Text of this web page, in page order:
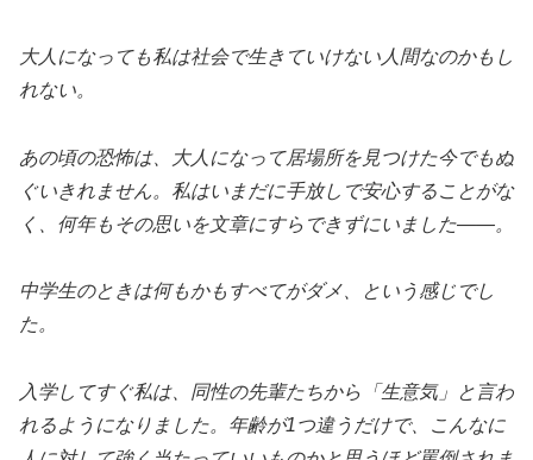
大人になっても私は社会で生きていけない人間なのかもし
れない。
あの頃の恐怖は、大人になって居場所を見つけた今でもぬ
ぐいきれません。私はいまだに手放しで安心することがな
く、何年もその思いを文章にすらできずにいました――。
中学生のときは何もかもすべてがダメ、という感じでし
た。
入学してすぐ私は、同性の先輩たちから「生意気」と言わ
れるようになりました。年齢が1つ違うだけで、こんなに